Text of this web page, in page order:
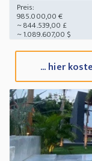
Preis:
985.000,00 €
~ 844.539,00 £
~ 1.089.607,00 $
... hier